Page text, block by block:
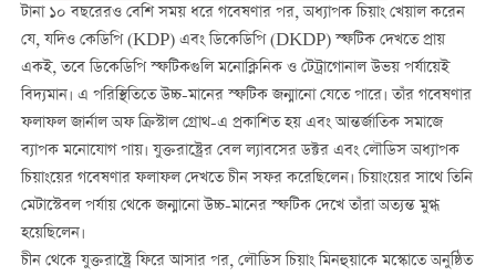
টানা ১০ বছরেরও বেশি সময় ধরে গবেষণার পর, অধ্যাপক চিয়াং খেয়াল করেন
যে, যদিও কেডিপি (KDP) এবং ডিকেডিপি (DKDP) স্ফটিক দেখতে প্রায়
একই, তবে ডিকেডিপি স্ফটিকগুলি মনোক্লিনিক ও টেট্রাগোনাল উভয় পর্যায়েই
বিদ্যমান। এ পরিস্থিতিতে উচ্চ-মানের স্ফটিক জন্মানো যেতে পারে। তাঁর গবেষণার
ফলাফল জার্নাল অফ ক্রিস্টাল গ্রোথ-এ প্রকাশিত হয় এবং আন্তর্জাতিক সমাজে
ব্যাপক মনোযোগ পায়। যুক্তরাষ্ট্রের বেল ল্যাবসের ডক্টর এবং লৌডিস অধ্যাপক
চিয়াংয়ের গবেষণার ফলাফল দেখতে চীন সফর করেছিলেন। চিয়াংয়ের সাথে তিনি
মেটাস্টেবল পর্যায় থেকে জন্মানো উচ্চ-মানের স্ফটিক দেখে তাঁরা অত্যন্ত মুগ্ধ
হয়েছিলেন।
চীন থেকে যুক্তরাষ্ট্রে ফিরে আসার পর, লৌডিস চিয়াং মিনহুয়াকে মস্কোতে অনুষ্ঠিত